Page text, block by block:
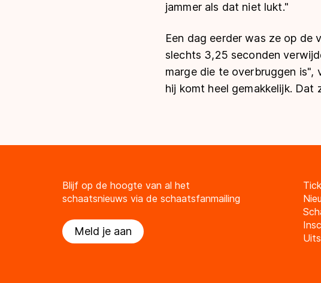
jammer als dat niet lukt."
Een dag eerder was ze op de
slechts 3,25 seconden
marge die te overbruggen is",
hij komt heel gemakkelijk.
Blijf op de hoogte van al het
schaatsnieuws via de schaatsfanmailing
Meld je aan